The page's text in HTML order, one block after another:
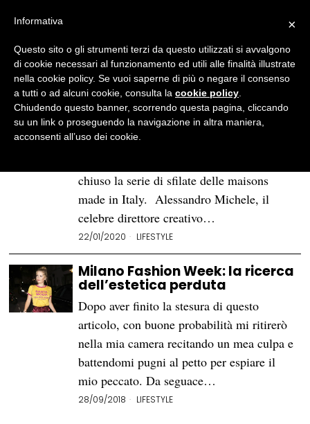
BROWSE TAG
milano fashion week
Men's Fashion Week:
decostruire la mascolinità
Come ogni anno, a gennaio, è si è tenuta la
chiuso la serie di sfilate delle maisons
made in Italy. Alessandro Michele, il
celebre direttore creativo…
22/01/2020 LIFESTYLE
Milano Fashion Week: la ricerca
dell’estetica perduta
Dopo aver finito la stesura di questo
articolo, con buone probabilità mi ritirerò
nella mia camera recitando un mea culpa e
battendomi pugni al petto per espiare il
mio peccato. Da seguace…
28/09/2018 LIFESTYLE
×
Informativa
Questo sito o gli strumenti terzi da questo utilizzati si avvalgono
di cookie necessari al funzionamento ed utili alle finalità illustrate
nella cookie policy. Se vuoi saperne di più o negare il consenso
a tutti o ad alcuni cookie, consulta la cookie policy
Chiudendo questo banner, scorrendo questa pagina, cliccando
su un link o proseguendo la navigazione in altra maniera,
acconsenti all’uso dei cookie.